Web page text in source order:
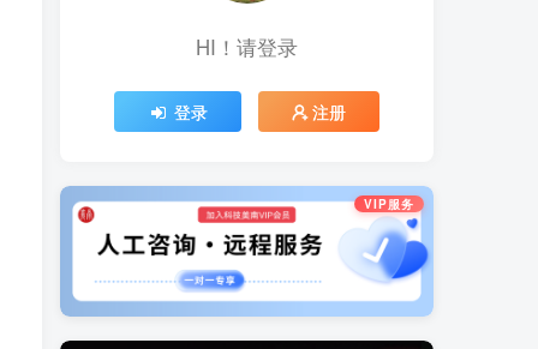
HI！请登录
登录 注册
VIP服务